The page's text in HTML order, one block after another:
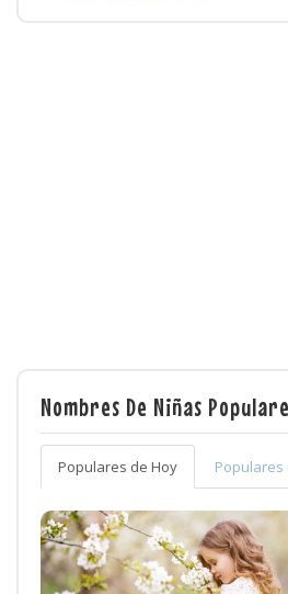
Nombres De Niñas
Populares de Hoy Populares